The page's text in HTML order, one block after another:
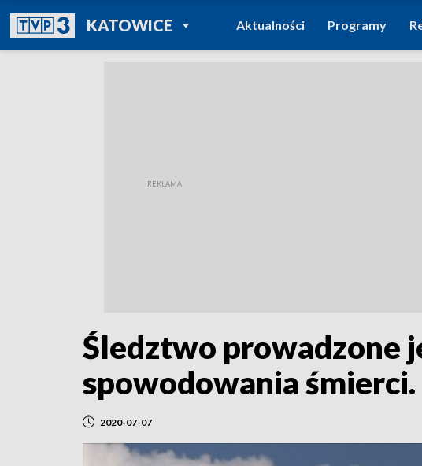
KATOWICEPOWRÓT DO
TVP REGIONY
Aktualności Programy
Śledztwo prowadzone
spowodowania
2020-07-07